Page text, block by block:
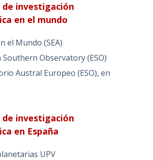
investigación
en el mundo
el Mundo (SEA)
Southern Observatory (ESO)
Austral Europeo (ESO), en
investigación
en España
UPV